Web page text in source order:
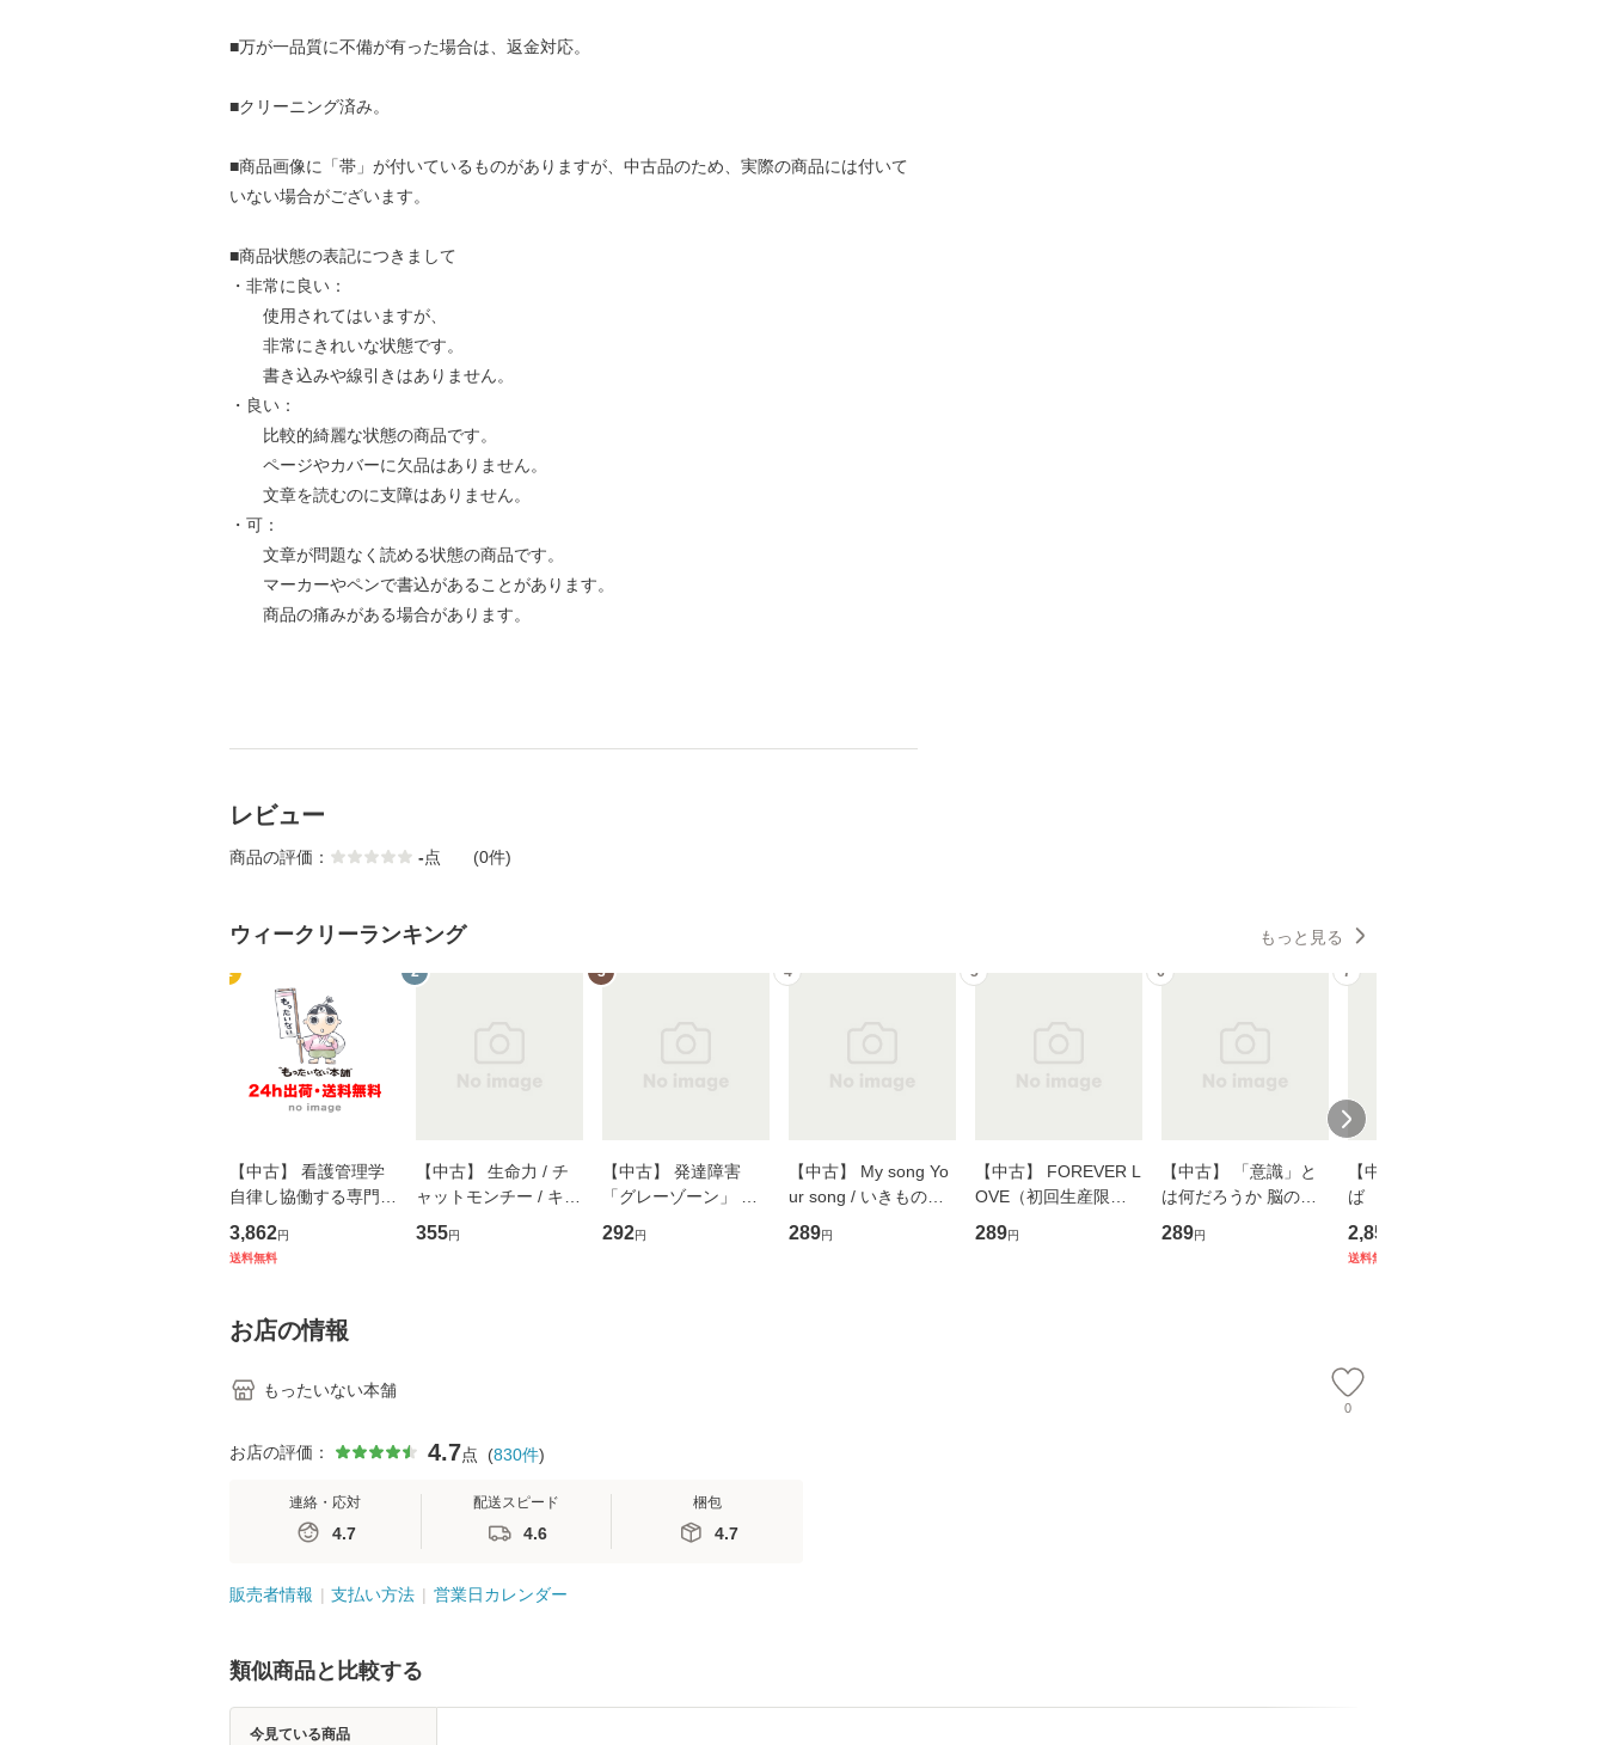
■万が一品質に不備が有った場合は、返金対応。
■クリーニング済み。
■商品画像に「帯」が付いているものがありますが、中古品のため、実際の商品には付いて
いない場合がございます。
■商品状態の表記につきまして
・非常に良い：
使用されてはいますが、
非常にきれいな状態です。
書き込みや線引きはありません。
・良い：
比較的綺麗な状態の商品です。
ページやカバーに欠品はありません。
文章を読むのに支障はありません。
・可：
文章が問題なく読める状態の商品です。
マーカーやペンで書込があることがあります。
商品の痛みがある場合があります。
レビュー
商品の評価： -点 (0件)
ウィークリーランキング もっと見る
1
【中古】 看護管理学
自律し協働する専門職
の看護マネジメントス
キル 改訂第3版 (看護
堂 [単行
3,862円
送料無料
2
【中古】 生命力 / チ
ャットモンチー / キュ
ーンレコード [CD]
【メール便送料無料】
355円
3
【中古】 発達障害
「グレーゾーン」 そ
の正しい理解と克服法
(SB新書 572) / 岡田尊
292円
4
【中古】 My song Yo
ur song / いきものが
かり / [CD]【メール便
送料無料】
289円
5
【中古】 FOREVER L
OVE（初回生産限定
盤） / 清水翔太×加藤
ミリヤ / [CD]【メール
289円
6
【中古】 「意識」と
は何だろうか 脳の来
歴、知覚の錯誤 （講
談社現代新書） / 下条
289円
7
【中古】 耳をすませ
ば 〈2枚組〉 [DVD] /
ブエナ・ビスタ・ホー
ム・エンターテイメン
2,852
送料無料
お店の情報
もったいない本舗
0
お店の評価： 4.7点 (830件)
連絡・応対
4.7
配送スピード
4.6
梱包
4.7
販売者情報 支払い方法 営業日カレンダー
類似商品と比較する
今見ている商品